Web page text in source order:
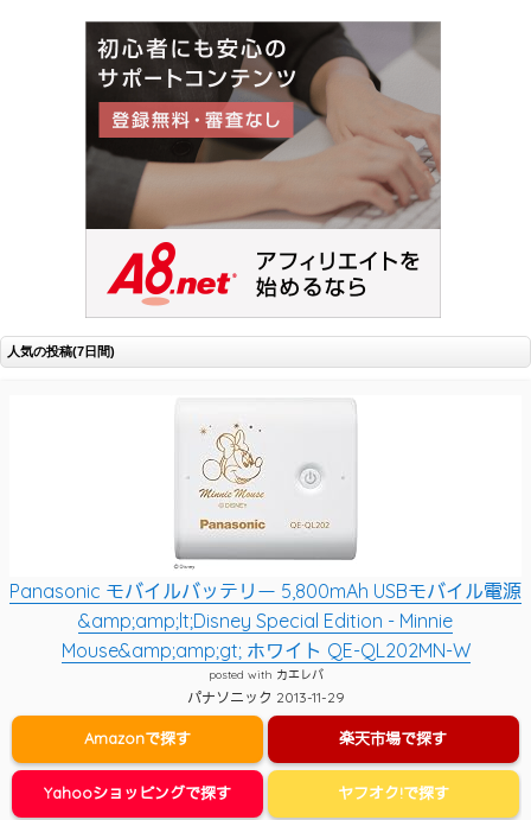
人気の投稿(7日間)
Panasonic モバイルバッテリー 5,800mAh USBモバイル電源
&amp;amp;lt;Disney Special Edition - Minnie
Mouse&amp;amp;gt; ホワイト QE-QL202MN-W
posted with カエレバ
パナソニック 2013-11-29
Amazonで探す 楽天市場で探す
Yahooショッピングで探す ヤフオク!で探す